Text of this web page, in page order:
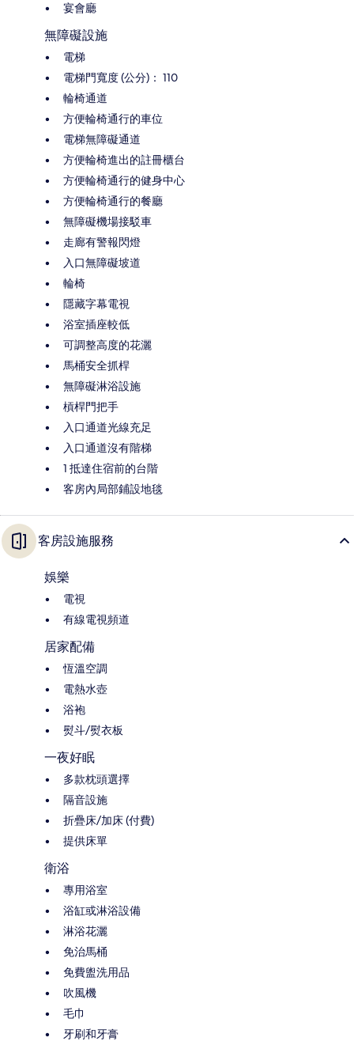
宴會廳
無障礙設施
電梯
電梯門寬度 (公分)： 110
輪椅通道
方便輪椅通行的車位
電梯無障礙通道
方便輪椅進出的註冊櫃台
方便輪椅通行的健身中心
方便輪椅通行的餐廳
無障礙機場接駁車
走廊有警報閃燈
入口無障礙坡道
輪椅
隱藏字幕電視
浴室插座較低
可調整高度的花灑
馬桶安全抓桿
無障礙淋浴設施
槓桿門把手
入口通道光線充足
入口通道沒有階梯
1 抵達住宿前的台階
客房內局部鋪設地毯
客房設施服務
娛樂
電視
有線電視頻道
居家配備
恆溫空調
電熱水壺
浴袍
熨斗/熨衣板
一夜好眠
多款枕頭選擇
隔音設施
折疊床/加床 (付費)
提供床單
衛浴
專用浴室
浴缸或淋浴設備
淋浴花灑
免治馬桶
免費盥洗用品
吹風機
毛巾
牙刷和牙膏